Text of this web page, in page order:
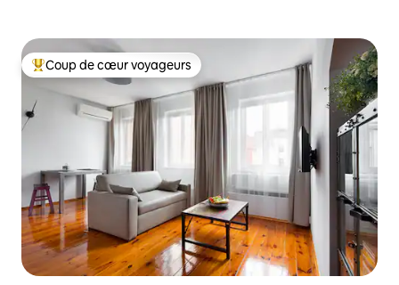
Coups de cœur voyageurs les plus appréciés
Coup de cœur voyageurs